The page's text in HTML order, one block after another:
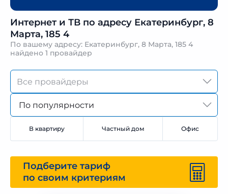
Интернет и ТВ по адресу Екатеринбург, 8
Марта, 185 4
По вашему адресу: Екатеринбург, 8 Марта, 185 4
найдено 1 провайдер
По популярности
В квартиру Частный дом Офис
Подберите тариф
по своим критериям